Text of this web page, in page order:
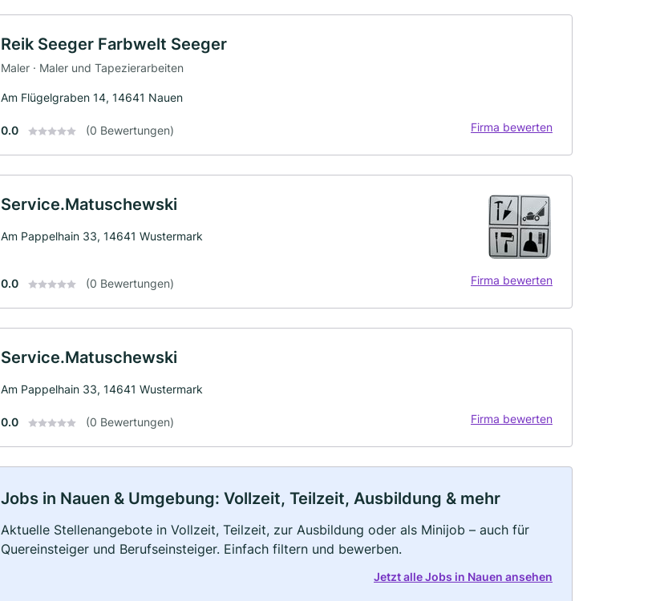
Reik Seeger Farbwelt Seeger
Maler · Maler und Tapezierarbeiten
Am Flügelgraben 14, 14641 Nauen
0.0 (0 Bewertungen) Firma bewerten
Service.Matuschewski
Am Pappelhain 33, 14641 Wustermark
0.0 (0 Bewertungen) Firma bewerten
Service.Matuschewski
Am Pappelhain 33, 14641 Wustermark
0.0 (0 Bewertungen) Firma bewerten
Jobs in Nauen & Umgebung: Vollzeit, Teilzeit, Ausbildung & mehr
Aktuelle Stellenangebote in Vollzeit, Teilzeit, zur Ausbildung oder als Minijob – auch für
Quereinsteiger und Berufseinsteiger. Einfach filtern und bewerben.
Jetzt alle Jobs in Nauen ansehen